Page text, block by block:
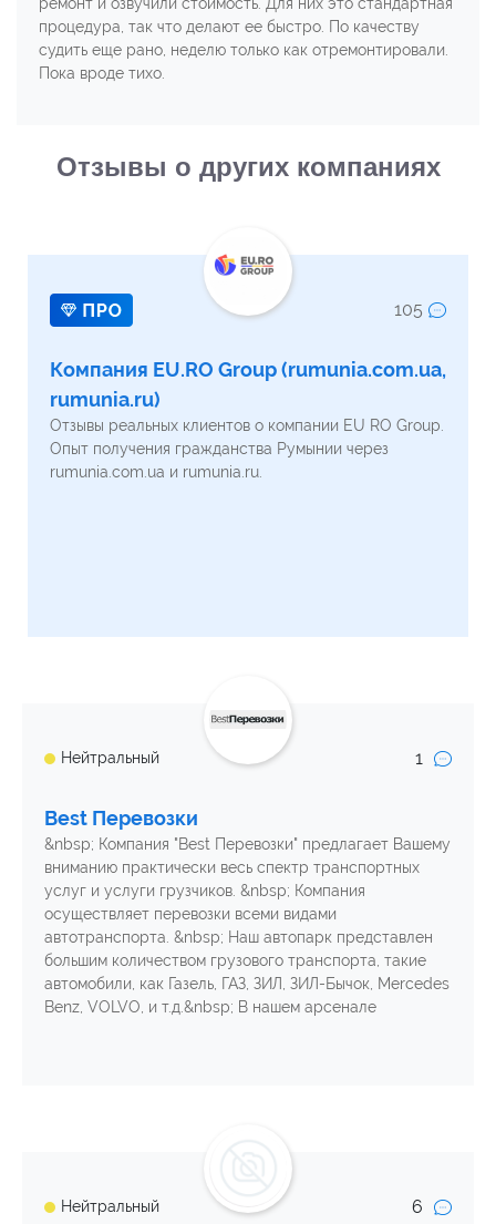
процедура, так что делают ее быстро. По качеству
судить еще рано, неделю только как отремонтировали.
Пока вроде тихо.
Отзывы о других компаниях
105
Компания EU.RO Group (rumunia.com.ua,
rumunia.ru)
Отзывы реальных клиентов о компании EU RO Group.
Опыт получения гражданства Румынии через
rumunia.com.ua и rumunia.ru.
Нейтральный 1
Best Перевозки
&nbsp; Компания "Best Перевозки" предлагает Вашему
вниманию практически весь спектр транспортных
услуг и услуги грузчиков. &nbsp; Компания
осуществляет перевозки всеми видами
автотранспорта. &nbsp; Наш автопарк представлен
большим количеством грузового транспорта, такие
автомобили, как Газель, ГАЗ, ЗИЛ, ЗИЛ-Бычок, Mercedes
Benz, VOLVO, и т.д.&nbsp; В нашем арсенале
Нейтральный 6